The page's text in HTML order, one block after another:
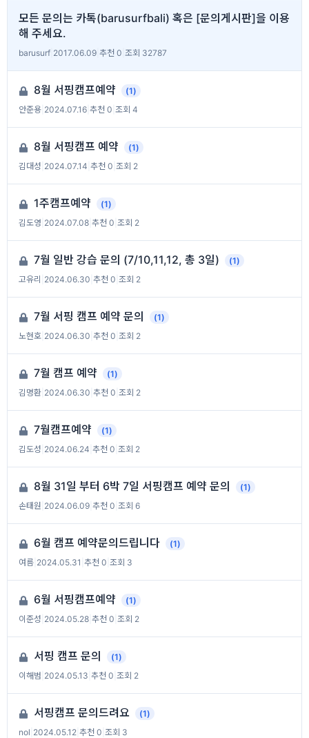
모든 문의는 카톡(barusurfbali) 혹은 [문의게시판]을 이용
해 주세요.
barusurf 2017.06.09 추천 0 조회 32787
8월 서핑캠프예약
(1)
안준용 2024.07.16 추천 0 조회 4
8월 서핑캠프 예약
(1)
김대성 2024.07.14 추천 0 조회 2
1주캠프예약
(1)
김도영 2024.07.08 추천 0 조회 2
7월 일반 강습 문의 (7/10,11,12, 총 3일)
(1)
고유리 2024.06.30 추천 0 조회 2
7월 서핑 캠프 예약 문의
(1)
노현호 2024.06.30 추천 0 조회 2
7월 캠프 예약
(1)
김명환 2024.06.30 추천 0 조회 2
7월캠프예약
(1)
김도성 2024.06.24 추천 0 조회 2
8월 31일 부터 6박 7일 서핑캠프 예약 문의
(1)
손태원 2024.06.09 추천 0 조회 6
6월 캠프 예약문의드립니다
(1)
여름 2024.05.31 추천 0 조회 3
6월 서핑캠프예약
(1)
이준성 2024.05.28 추천 0 조회 2
서핑 캠프 문의
(1)
이해범 2024.05.13 추천 0 조회 2
서핑캠프 문의드려요
(1)
nol 2024.05.12 추천 0 조회 3